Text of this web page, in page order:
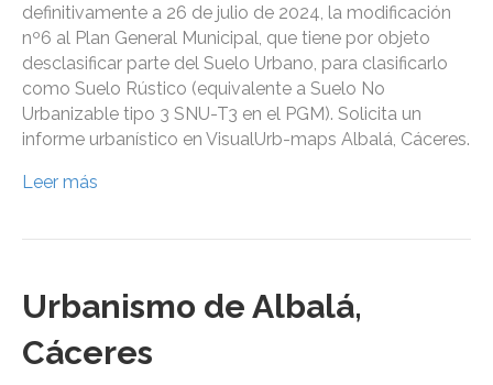
definitivamente a 26 de julio de 2024, la modificación
nº6 al Plan General Municipal, que tiene por objeto
desclasificar parte del Suelo Urbano, para clasificarlo
como Suelo Rústico (equivalente a Suelo No
Urbanizable tipo 3 SNU-T3 en el PGM). Solicita un
informe urbanístico en VisualUrb-maps Albalá, Cáceres.
Leer más
Urbanismo de Albalá,
Cáceres